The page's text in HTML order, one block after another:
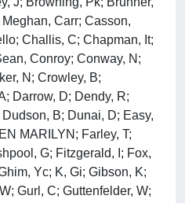
Carr; Casson,
Challis, C; Chapman, It;
Conroy; Conway, N;
N; Crowley, B;
Darrow, D; Dendy, R;
B; Dunai, D; Easy,
MARILYN; Farley, T;
G; Fitzgerald, I; Fox,
Yc; K, Gi; Gibson, K;
Gurl, C; Guttenfelder, W;